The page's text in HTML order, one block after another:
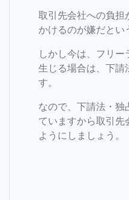
取引先会社への負担
かけるのが嫌だとい
しかし今は、フリ
生じる場合は、下請
す。
なので、下請法・
ていますから取引先
ようにしましょう。